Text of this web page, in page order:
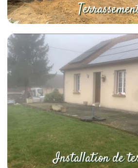
Installation de